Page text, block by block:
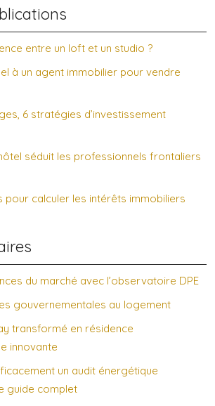
entre un loft et un studio ?
à un agent immobilier pour vendre
6 stratégies d’investissement
séduit les professionnels frontaliers
pour calculer les intérêts immobiliers
du marché avec l’observatoire DPE
gouvernementales au logement
transformé en résidence
innovante
un audit énergétique
guide complet